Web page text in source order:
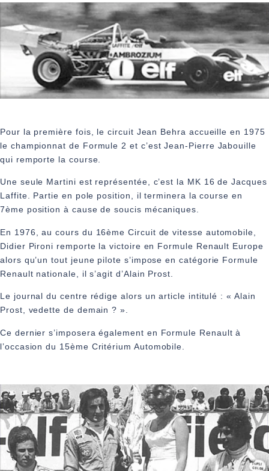
Pour la première fois, le circuit Jean Behra accueille en 1975
le championnat de Formule 2 et c’est Jean‑Pierre Jabouille
qui remporte la course.
Une seule Martini est représentée, c’est la MK 16 de Jacques
Laffite. Partie en pole position, il terminera la course en
7ème position à cause de soucis mécaniques.
En 1976, au cours du 16ème Circuit de vitesse automobile,
Didier Pironi remporte la victoire en Formule Renault Europe
alors qu’un tout jeune pilote s’impose en catégorie Formule
Renault nationale, il s’agit d’Alain Prost.
Le journal du centre rédige alors un article intitulé : « Alain
Prost, vedette de demain ? ».
Ce dernier s’imposera également en Formule Renault à
l’occasion du 15ème Critérium Automobile.